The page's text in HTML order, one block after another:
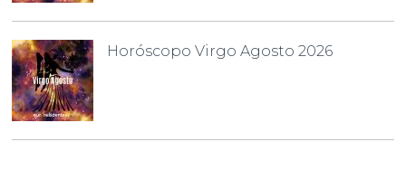
Horóscopo Virgo Agosto 2026